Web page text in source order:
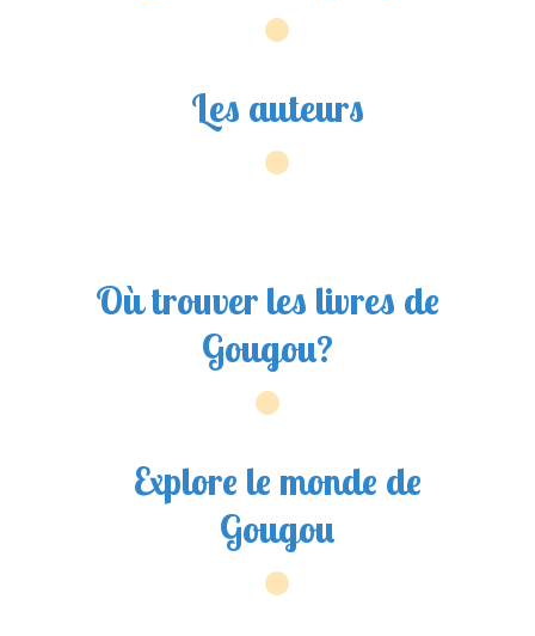
Les auteurs
Où trouver les livres de
Gougou?
Explore le monde de
Gougou